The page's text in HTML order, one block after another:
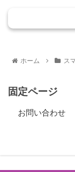
ホーム ス
固定ページ
お問い合わせ